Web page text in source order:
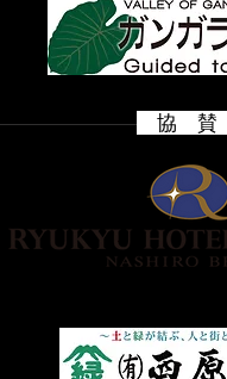
​ 協 賛